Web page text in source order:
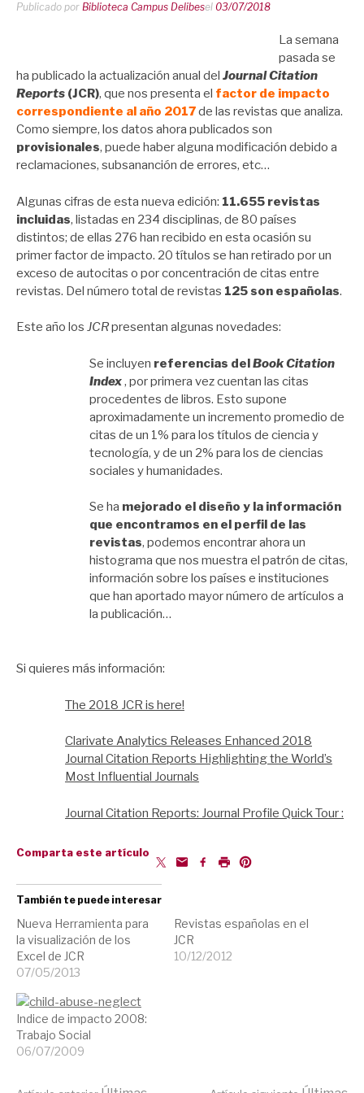
Publicado por Biblioteca Campus Delibesel 03/07/2018
La semana
pasada se
ha publicado la actualización anual del Journal Citation
Reports (JCR), que nos presenta el factor de impacto
correspondiente al año 2017de las revistas que analiza.
Como siempre, los datos ahora publicados son
provisionales, puede haber alguna modificación debido a
reclamaciones, subsananción de errores, etc…
Algunas cifras de esta nueva edición: 11.655 revistas
incluidas, listadas en 234 disciplinas, de 80 países
distintos; de ellas 276 han recibido en esta ocasión su
primer factor de impacto. 20 títulos se han retirado por un
exceso de autocitas o por concentración de citas entre
revistas. Del número total de revistas 125 son españolas.
Este año los JCRpresentan algunas novedades:
Se incluyen referencias delBook Citation
Index, por primera vez cuentan las citas
procedentes de libros. Esto supone
aproximadamente un incremento promedio de
citas de un 1% para los títulos de ciencia y
tecnología, y de un 2% para los de ciencias
sociales y humanidades.
Se ha mejorado el diseño y la información
que encontramos en el perfil de las
revistas, podemos encontrar ahora un
histograma que nos muestra el patrón de citas,
información sobre los países e instituciones
que han aportado mayor número de artículos a
la publicación…
Si quieres más información:
The 2018 JCR is here!
Clarivate Analytics Releases Enhanced 2018
Journal Citation Reports Highlighting the World’s
Most Influential Journals
Journal Citation Reports: Journal Profile Quick Tour :
Comparta este artículo
También te puede interesar
Nueva Herramienta para
la visualización de los
Excel de JCR
07/05/2013
Revistas españolas en el
JCR
10/12/2012
Indice de impacto 2008:
Trabajo Social
06/07/2009